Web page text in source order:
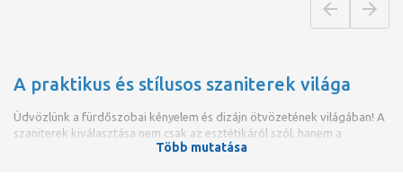
A praktikus és stílusos szaniterek világa
Üdvözlünk a fürdőszobai kényelem és dizájn ötvözetének világában! A
szaniterek kiválasztása nem csak az esztétikáról szól, hanem a
praktikusságról és a funkcionalitásról is. Az alábbiakban megpróbáltuk
Több mutatása